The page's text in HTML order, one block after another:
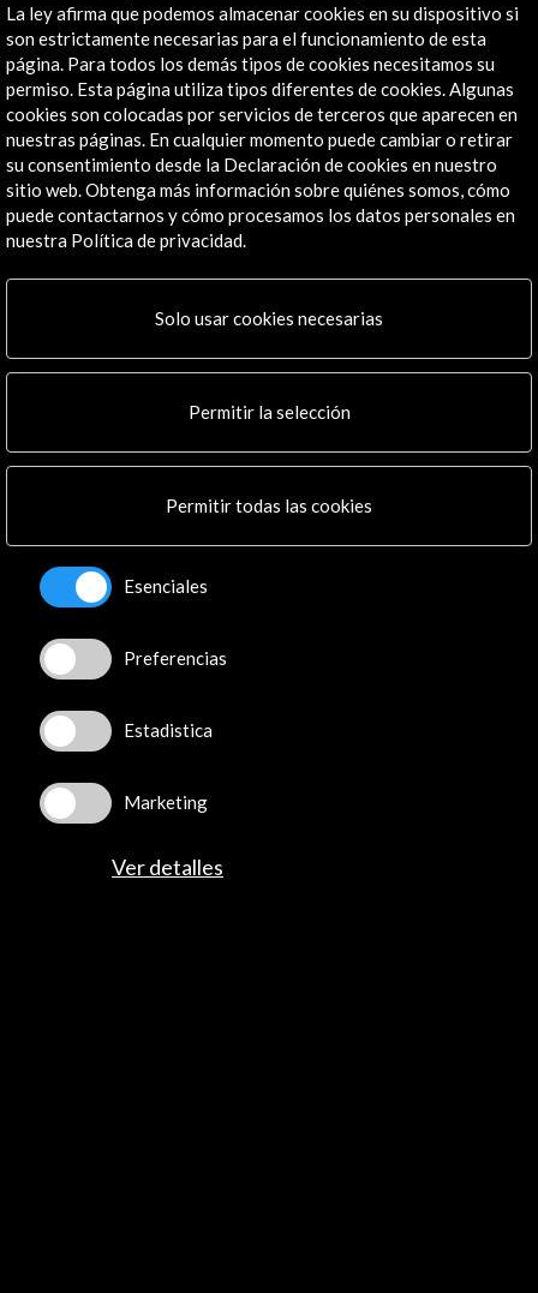
Recibe las últimas NOVEDADES
Suscríbete a nuestro boletín digital Ver último boletín
Contacta
28003 Madrid, España
Canales de contacto
Explora
Actividades
Programa PICE
Residencias
Noticias
Cultura en Red
La ley afirma que podemos almacenar cookies en su dispositivo si
son estrictamente necesarias para el funcionamiento de esta
página. Para todos los demás tipos de cookies necesitamos su
permiso. Esta página utiliza tipos diferentes de cookies. Algunas
cookies son colocadas por servicios de terceros que aparecen en
nuestras páginas. En cualquier momento puede cambiar o retirar
su consentimiento desde la Declaración de cookies en nuestro
sitio web. Obtenga más información sobre quiénes somos, cómo
puede contactarnos y cómo procesamos los datos personales en
nuestra Política de privacidad.
Solo usar cookies necesarias
Permitir la selección
Permitir todas las cookies
Esenciales
Preferencias
Estadistica
Marketing
Ver detalles